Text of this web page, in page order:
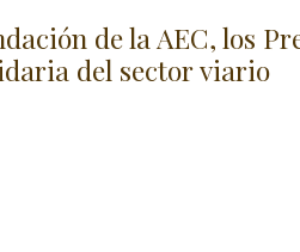
de la AEC, los
del sector viario